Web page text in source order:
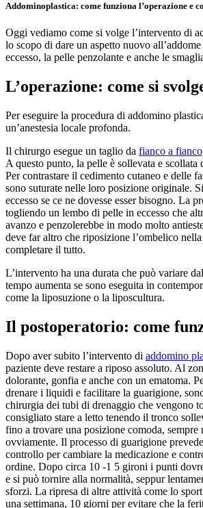
Addominoplastica: come funziona l’operazione e
Oggi vediamo come si volge l’intervento di
lo scopo di dare un aspetto nuovo
eccesso, la pelle penzolante e anche le
L’operazione: come si
Per eseguire la procedura di addomino
un’anestesia locale profonda.
Il chirurgo esegue un taglio da fianco a fianco
A questo punto, la pelle è sollevata e scollata
Per contrastare il cedimento cutaneo e delle
sono suturate nelle loro posizione originale.
eccesso se ce ne dovesse esser bisogno. La
togliendo un lembo di pelle in eccesso che
avanzo e penzolerebbe in modo molto
deve far altro che riposizione l’ombelico
completare il tutto.
L’intervento ha una durata che può variare
tempo aumenta se sono eseguita in
come la liposuzione o la liposcultura.
Il postoperatorio: come
Dopo aver subito l’intervento di addomino
paziente deve restare a riposo assoluto. Al
dolorante, gonfia e anche con un ematoma.
drenare i liquidi e facilitare la guarigione,
chirurgia dei tubi di drenaggio che vengono
consigliato stare a letto tenendo il tronco
fino a trovare una posizione comoda, sempre
ovviamente. Il processo di guarigione
controllo per cambiare la medicazione e
ordine. Dopo circa 10 -1 5 gironi i punti
e si può tornire alla normalità, seppur
sforzi. La ripresa di altre attività come lo
una settimana, 10 giorni per evitare che la